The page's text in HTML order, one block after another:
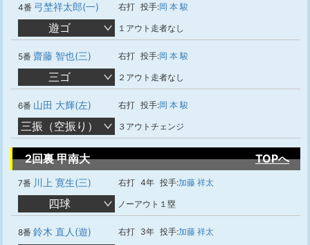
4番 弓埜祥太郎(一) 右打 投手:岡 本 駿
遊ゴ １アウト走者なし
5番 齋藤 智也(三) 右打 投手:岡 本 駿
三ゴ ２アウト走者なし
6番 山田 大輝(左) 右打 投手:岡 本 駿
三振（空振り） ３アウトチェンジ
2回裏 甲南大 TOPへ
7番 川上 寛生(三) 右打 4年 投手:加藤 祥太
四球 ノーアウト１塁
8番 鈴木 直人(遊) 右打 3年 投手:加藤 祥太